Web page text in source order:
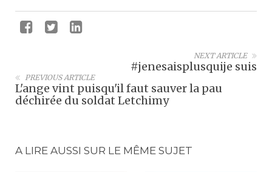
NEXT ARTICLE
#jenesaisplusquije suis
PREVIOUS ARTICLE
L'ange vint puisqu'il faut sauver la pau
déchirée du soldat Letchimy
A LIRE AUSSI SUR LE MÊME SUJET